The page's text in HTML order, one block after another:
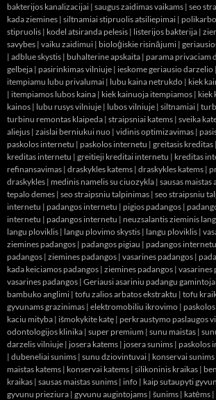
bakterijos kanalizacijai | saugus zaidimas vaikams | seo
kada ziemines | siltnamiai stipruolis atsiliepimai |
stipruolis | kodel atsiranda pelesis | listerijos bakterija |
savybes | vaiku zaidimui | bioloģiskie risinājumi |
| adblue skystis | buhalterine apskaita | parama privaciam
gelbeja | pasirinkimas vilniuje | ieskome geriausio darzelio |
itempiamu lubu privalumai | lubu kaina netrukdo | kiek
| itempiamos lubos kaina | kiek kainuoja itempiamos | kiek
kainos | lubu rusys vilniuje | lubos vilniuje | siltnamiai |
turbinu remontas klaipeda | straipsniai katems | sveika
aliejus | zaislai berniukui nuo | vidinis optimizavimas |
paskolos internetu | paskolos internetu | greitasis kreditas |
kreditas internetu | greitieji kreditai internetu | kreditas
refinansavimas | draskykles katems | draskykles katems |
draskykles | medinis namelis su ciuozykla | sausas maistas
tepalo demes | seo straipsniu talpinimas | seo straipsniu
internetu | padangos internetu | pigios padangos |
internetu | padangos internetu | neuzsalantis zieminis
langu ploviklis | langu plovimo skystis | langu ploviklis |
ziemines padangos | padangos pigiau | padangos internetu
padangos | ziemines padangos | vasarines padangos |
kada keiciamos padangos | ziemines padangos | vasarines
vasarines padangos | Geriausi asariniu padangu
bambuko anglimi | tofu zalios arbatos ekstraktu | tofu
gyvunams grazinimas | elektromobiliu ikrovimo |
kaciu mityba | išmokykite katę | perkraustymo paslaugos
odontologijos klinika | super premium | sunu maistas |
darzelis vilniuje | josera katems | josera sunims | paskolos
| dubeneliai sunims | sunu dziovintuvai | konservai sunims
maistas katems | konservai katems | silikoninis kraikas |
kraikas | sausas maistas sunims | info | kaip sutaupyti
gyvunu prieziura | gyvunu augintojams | šunims | katėms |